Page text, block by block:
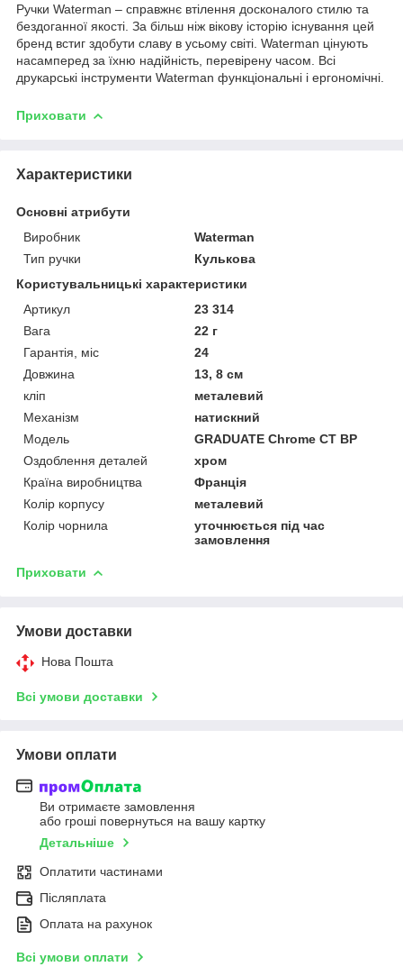
Ручки Waterman – справжнє втілення досконалого стилю та
бездоганної якості. За більш ніж вікову історію існування цей
бренд встиг здобути славу в усьому світі. Waterman цінують
насамперед за їхню надійність, перевірену часом. Всі
друкарські інструменти Waterman функціональні і ергономічні.
Приховати
Характеристики
Основні атрибути
Виробник
Waterman
Тип ручки
Кулькова
Користувальницькі характеристики
Артикул
23 314
Вага
22 г
Гарантія, міс
24
Довжина
13, 8 см
кліп
металевий
Механізм
натискний
Мoдель
GRADUATE Chrome CT BP
Оздоблення деталей
хром
Країна виробництва
Франція
Колір корпусу
металевий
Колір чорнила
уточнюється під час
замовлення
Приховати
Умови доставки
Нова Пошта
Всі умови доставки
Умови оплати
Ви отримаєте замовлення
або гроші повернуться на вашу картку
Детальніше
Оплатити частинами
Післяплата
Оплата на рахунок
Всі умови оплати